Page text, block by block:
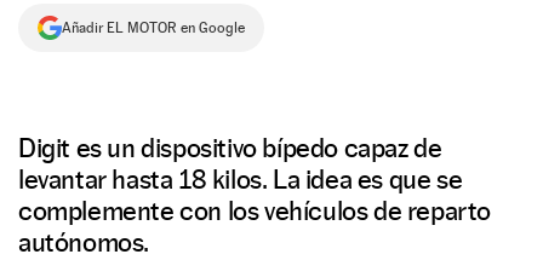
Añadir EL MOTOR en Google
Digit es un dispositivo bípedo capaz de
levantar hasta 18 kilos. La idea es que se
complemente con los vehículos de reparto
autónomos.